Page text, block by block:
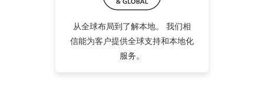
从全球布局到了解本地。 我们相
信能为客户提供全球支持和本地化
服务。